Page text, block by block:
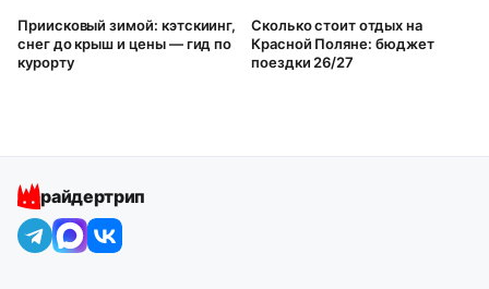
Приисковый зимой: кэтскиинг,
снег до крыш и цены — гид по
курорту
Сколько стоит отдых на
Красной Поляне: бюджет
поездки 26/27
райдертрип